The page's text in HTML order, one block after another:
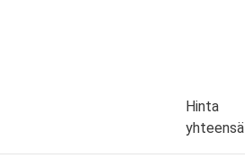
Hinta
yhteensä